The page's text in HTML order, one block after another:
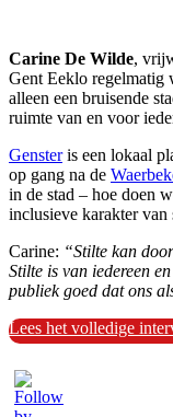
Carine De Wilde,
Gent Eeklo regelmatig
alleen een bruisende
ruimte van en voor
Gensteris een lokaal
op gang na de
in de stad – hoe doen
inclusieve karakter van
Carine: “Stilte kan
Stilte is van iedereen
publiek goed dat ons
Lees het volledige